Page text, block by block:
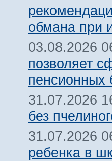
обмана при
03.08.2026
позволяет
пенсионных
31.07.2026
без
31.07.2026
ребенка в